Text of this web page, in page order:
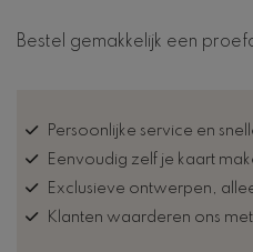
Bestel gemakkelijk een
Persoonlijke service en
Eenvoudig zelf je kaart
Exclusieve ontwerpen,
Klanten waarderen ons